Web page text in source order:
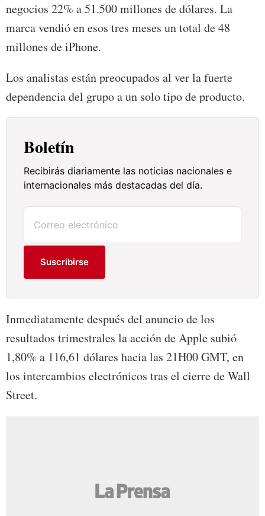
negocios 22% a 51.500 millones de dólares. La
marca vendió en esos tres meses un total de 48
millones de iPhone.
Los analistas están preocupados al ver la fuerte
dependencia del grupo a un solo tipo de producto.
Boletín
Recibirás diariamente las noticias nacionales e
internacionales más destacadas del día.
Suscribirse
Inmediatamente después del anuncio de los
resultados trimestrales la acción de Apple subió
1,80% a 116,61 dólares hacia las 21H00 GMT, en
los intercambios electrónicos tras el cierre deWall
Street.